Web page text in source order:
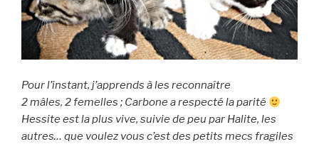
Pour l’instant, j’apprends à les reconnaître
2 mâles, 2 femelles ; Carbone a respecté la parité
Hessite est la plus vive, suivie de peu par Halite, les
autres… que voulez vous c’est des petits mecs fragiles